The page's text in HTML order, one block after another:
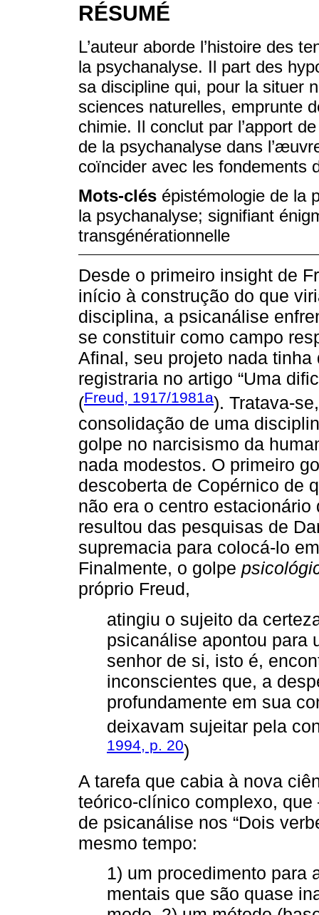
RÉSUMÉ
L’auteur aborde l’histoire des
la psychanalyse. Il part des
sa discipline qui, pour la situer
sciences naturelles, emprunte
chimie. Il conclut par l’apport
de la psychanalyse dans
coïncider avec les fondements
Mots-clés épistémologie de la
la psychanalyse; signifiant
transgénérationnelle
Desde o primeiro insight de
início à construção do que
disciplina, a psicanálise
se constituir como campo
Afinal, seu projeto nada
registraria no artigo “Uma
(Freud, 1917/1981a). Tratava-
consolidação de uma
golpe no narcisismo da
nada modestos. O primeiro
descoberta de Copérnico de
não era o centro
resultou das pesquisas de
supremacia para colocá-lo
Finalmente, o golpe
próprio Freud,
atingiu o sujeito da
psicanálise apontou para
senhor de si, isto é,
inconscientes que, a
profundamente em sua
deixavam sujeitar pela
1994, p. 20)
A tarefa que cabia à nova
teórico-clínico complexo,
de psicanálise nos “Dois
mesmo tempo:
1) um procedimento para
mentais que são quase